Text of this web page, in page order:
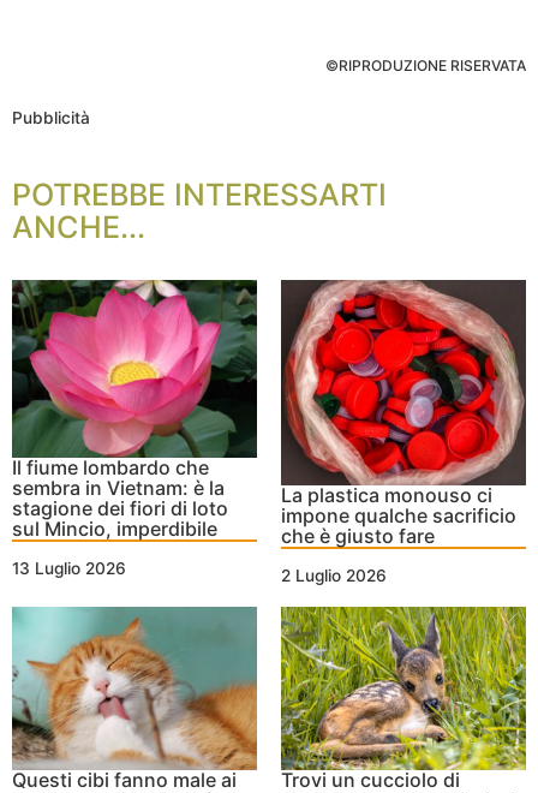
©RIPRODUZIONE RISERVATA
Pubblicità
POTREBBE INTERESSARTI
ANCHE...
Il fiume lombardo che
sembra in Vietnam: è la
stagione dei fiori di loto
sul Mincio, imperdibile
13 Luglio 2026
La plastica monouso ci
impone qualche sacrificio
che è giusto fare
2 Luglio 2026
Questi cibi fanno male ai
Trovi un cucciolo di